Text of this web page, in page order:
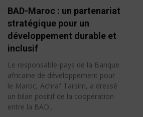
BAD-Maroc : un partenariat
stratégique pour un
développement durable et
inclusif
Le responsable-pays de la Banque
africaine de développement pour
le Maroc, Achraf Tarsim, a dressé
un bilan positif de la coopération
entre la BAD...